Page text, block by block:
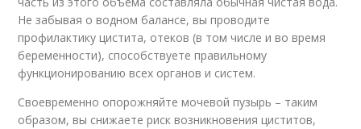
Не забывая о водном балансе, вы проводите
профилактику цистита, отеков (в том числе и во время
беременности), способствуете правильному
функционированию всех органов и систем.
Своевременно опорожняйте мочевой пузырь – таким
образом, вы снижаете риск возникновения циститов,